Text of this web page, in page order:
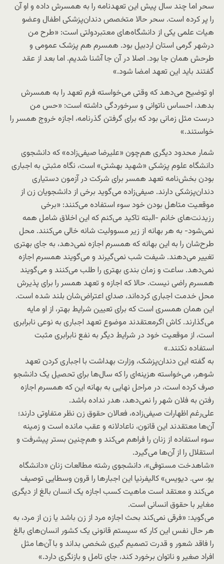
سحر اما چند سال پیش این تعهدنامه را به همسرش داده و او آن
را پر کرده است. سحر حالا متخصص دندان‌پزشکی اطفال وعضو
هیات علمی یکی از دانشگاه‌های معتبردولتی است: «طرح من
درشهر گرمی استان اردبیل بود. همسرم هم پزشک عمومی و
طرحش همان جا بود. اصلا در آن جا آشنا شدیم. اما بعد از عقد
گفتند باید این تعهد امضا شود.»
او توضیح می‌دهد که وقتی می‌خواسته فرم تعهد را به همسرش
بدهد، احساس ناتوانی و سرخوردگی داشته است: «حس‌ من
درست مثل زمانی بود که برای گرفتن گذرنامه، اجازه خروج همسر را
خواستند.»
شمار محدود دیگری هم‌چون «علیرضا صیفی‌زاده» که دانشجوی
دانشگاه علوم پزشکی «شهید بهشتی» است، نگاه مثبتی به اجباری
بودن بخش‌نامه تعهد همسر برای شرکت در آزمون دستیاری
دندان‌پزشکی دارند. صیفی‌زاده می‌گوید برخی از دانشجویان زن از
موقعیت متاهل بودن‌ خود سوء استفاده می‌کنند: «برخی
رزیدنت‌های خانم -البته تاکید می‌کنم که این اخلاق شامل همه
نمی‌شود- به هر بهانه از زیر مسوولیت شانه خالی می‌کنند. محل
طرح‌شان را به این بهانه که همسرم اجازه نمی‌دهد، به جای بهتری
تغییر می‌دهند. شیفت شب نمی‌گیرند و می‌گویند همسرم اجازه
نمی‌دهد. ساعت و زمان بندی بهتری را طلب می‌کنند و می‌گویند
همسرم راضی نیست. حالا که اجازه و تعهد همسر را برای پذیرش
محل خدمت اجباری کرده‌‌اند، صدای اعتراض‌شان بلند شده است.
این همان همسری است که برای تعیین شرایط بهتر، از او مایه
می‌گذارند. کاش اگرمعتقدند موضوع تعهد اجباری به نوعی نابرابری
است، از موقعیت خود در شرایط دیگر به نفع نابرابری مثبت
استفاده نکنند.»
به گفته این دندان‌پزشک، وزارت بهداشت با اجباری کردن تعهد
شوهر، می‌خواسته هزینه‌‌ای را که سال‌ها برای تحصیل یک دانشجو
صرف کرده است، در مراحل نهایی به بهانه این که همسرم اجازه
رفتن به فلان شهر را نمی‌دهد، هدر نداده باشد.
علی‌رغم اظهارات صیفی‌زاده، فعالان حقوق زن نظر متفاوتی دارند؛
آن‌ها معتقدند این قانون، ناعادلانه و عقب مانده است و زمینه
سوء استفاده از زنان را فراهم می‌کند و هم‌چنین بستر پیشرفت و
استقلال را از آن‌ها می‌گیرد.
«شاهدخت مستوفی»، دانشجوی رشته مطالعات زنان «دانشگاه
یو. سی. دیویس» کالیفرنیا این اجبارها را قرون وسطایی توصیف
می‌کند و معتقد است ماهیت کسب اجازه یک انسان بالغ از دیگری
مغایر با حقوق انسانی است.
می‌گوید: «فرقی نمی‌کند بحث اجازه مرد از زن باشد یا زن از مرد، به
هر حال نفس این کار که سیستم قانونی یک کشور انسان‌های بالغ
را فاقد شعور و قدرت تصمیم گیری شخصی بداند و با آن‌ها مثل
افراد صغیر و ناتوان برخورد کند، جای تامل و بازنگری دارد.»